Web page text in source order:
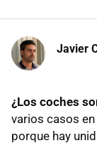
Javier
¿Los coches
varios casos
porque hay